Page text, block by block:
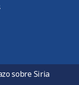
sobre Siria